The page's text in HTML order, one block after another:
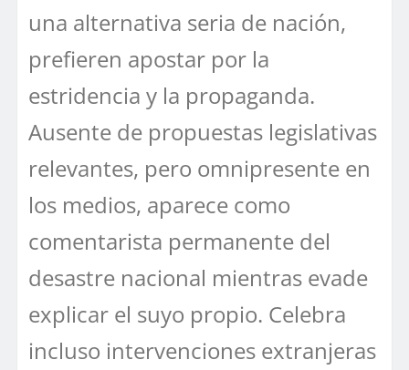
una alternativa seria de nación,
prefieren apostar por la
estridencia y la propaganda.
Ausente de propuestas legislativas
relevantes, pero omnipresente en
los medios, aparece como
comentarista permanente del
desastre nacional mientras evade
explicar el suyo propio. Celebra
incluso intervenciones extranjeras